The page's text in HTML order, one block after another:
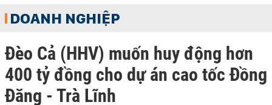
DOANH NGHIỆP
Đèo Cả (HHV) muốn huy động hơn
400 tỷ đồng cho dự án cao tốc Đồng
Đăng - Trà Lĩnh